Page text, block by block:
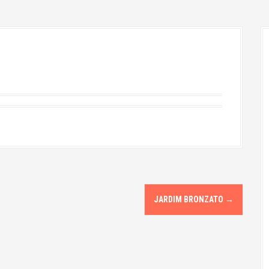
JARDIM BRONZATO →